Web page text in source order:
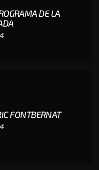
DE LA
FONTBERNAT